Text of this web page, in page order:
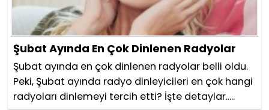
Şubat Ayında En Çok Dinlenen Radyolar
Şubat ayında en çok dinlenen radyolar belli oldu.
Peki, Şubat ayında radyo dinleyicileri en çok hangi
radyoları dinlemeyi tercih etti? İşte detaylar.....